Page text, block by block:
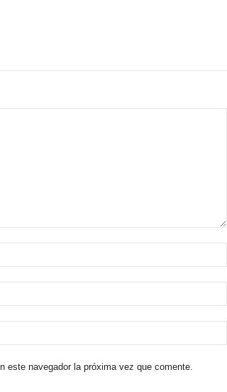
este navegador la próxima vez que comente.